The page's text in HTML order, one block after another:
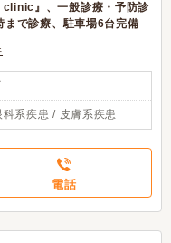
』、一般診療・予防診
まで診療、駐車場6台完備
系疾患 / 皮膚系疾患
電話